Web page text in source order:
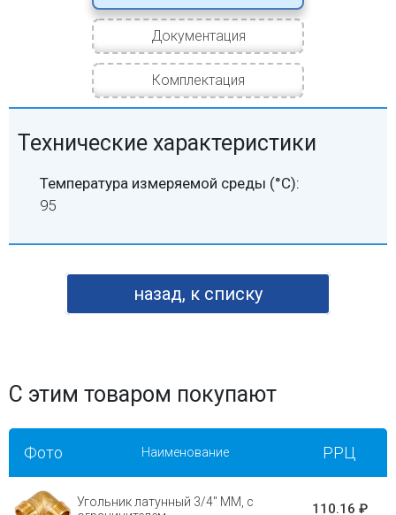
Документация
Комплектация
Технические характеристики
Температура измеряемой среды (°C):
95
назад, к списку
С этим товаром покупают
Фото Наименование РРЦ
Угольник латунный 3/4" ММ, с
110.16 ₽